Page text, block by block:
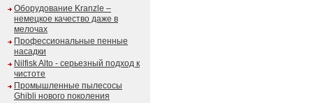
Оборудование Kranzle –
немецкое качество даже в
мелочах
Профессиональные пенные
насадки
Nilfisk Alto - серьезный подход к
чистоте
Промышленные пылесосы
Ghibli нового поколения